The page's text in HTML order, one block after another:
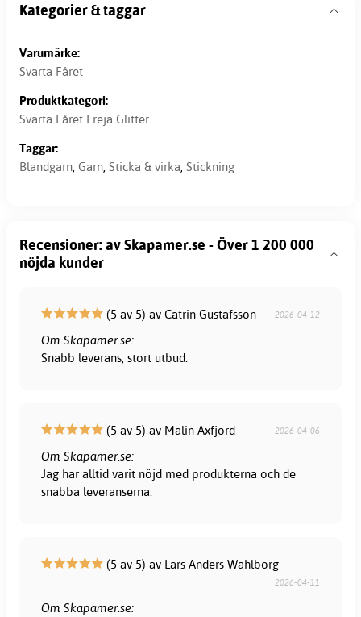
Kategorier & taggar
Varumärke:
Svarta Fåret
Produktkategori:
Svarta Fåret Freja Glitter
Taggar:
Blandgarn, Garn, Sticka & virka, Stickning
Recensioner: av Skapamer.se - Över 1 200 000
nöjda kunder
(5 av 5) av Catrin Gustafsson 2026-04-12
Om Skapamer.se:
Snabb leverans, stort utbud.
(5 av 5) av Malin Axfjord 2026-04-06
Om Skapamer.se:
Jag har alltid varit nöjd med produkterna och de
snabba leveranserna.
(5 av 5) av Lars Anders Wahlborg
2026-04-11
Om Skapamer.se: